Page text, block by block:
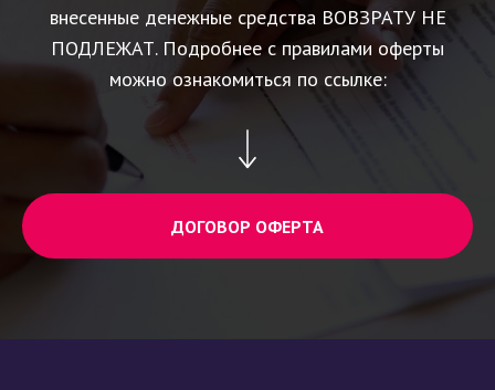
внесенные денежные средства ВОВЗРАТУ НЕ
ПОДЛЕЖАТ. Подробнее с правилами оферты
можно ознакомиться по ссылке:
ДОГОВОР ОФЕРТА